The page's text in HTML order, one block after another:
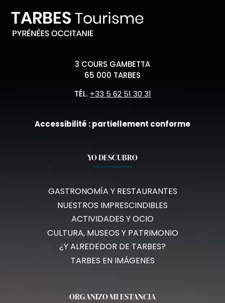
3 COURS GAMBETTA
65 000 TARBES
TÉL. +33 5 62 51 30 31
Accessibilité : partiellement conforme
YO DESCUBRO
GASTRONOMÍA Y RESTAURANTES
NUESTROS IMPRESCINDIBLES
ACTIVIDADES Y OCIO
CULTURA, MUSEOS Y PATRIMONIO
¿Y ALREDEDOR DE TARBES?
TARBES EN IMÁGENES
ORGANIZO MI ESTANCIA